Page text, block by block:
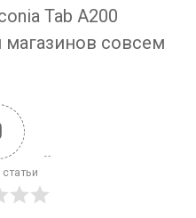
Tab A200
магазинов совсем